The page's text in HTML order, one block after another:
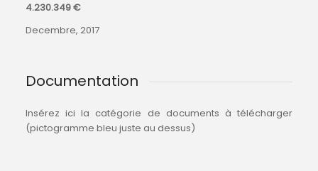
4.230.349 €
Decembre, 2017
Documentation
Insérez ici la catégorie de documents à télécharger
(pictogramme bleu juste au dessus)